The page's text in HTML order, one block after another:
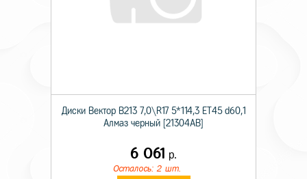
Диски Вектор В213 7,0\R17 5*114,3 ET45 d60,1
Алмаз черный [21304AB]
6 061 р.
Осталось: 2 шт.